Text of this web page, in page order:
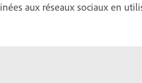
aux réseaux sociaux en